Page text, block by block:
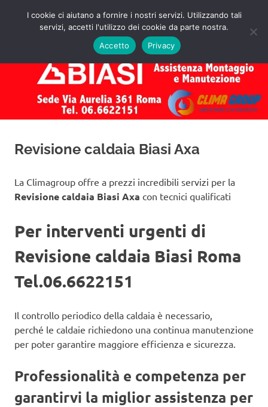
Assistenza
Caldaie
Biasi
Roma
Preventivo!
MENU
Revisione caldaia Biasi Axa
La Climagroup offre a prezzi incredibili servizi per la
Revisione caldaia Biasi Axa con tecnici qualificati
Per interventi urgenti di
Revisione caldaia Biasi Roma
Tel.06.6622151
Il controllo periodico della caldaia è necessario,
perché le caldaie richiedono una continua manutenzione
per poter garantire maggiore efficienza e sicurezza.
Professionalità e competenza per
garantirvi la miglior assistenza per
I cookie ci aiutano a fornire i nostri servizi. Utilizzando tali
servizi, accetti l'utilizzo dei cookie da parte nostra.
Accetto
Privacy